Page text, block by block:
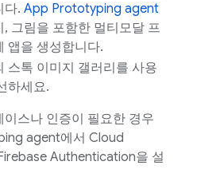
다. App Prototyping agent
, 그림을 포함한 멀티모달 프
앱을 생성합니다.
스톡 이미지 갤러리를 사용
하세요.
이스나 인증이 필요한 경우
agent에서 Cloud
Authentication을 설